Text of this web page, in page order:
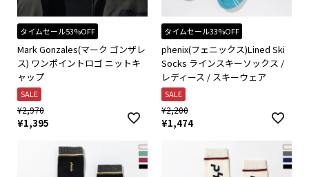
タイムセール53%OFF
Mark Gonzales(マーク ゴンザレ
ス) ワンポイントロゴ ニットキ
ャップ
SALE
¥2,970
¥1,395
タイムセール33%OFF
phenix(フェニックス)Lined Ski
Socks ラインスキーソックス /
レディース / スキーウェア
SALE
¥2,200
¥1,474